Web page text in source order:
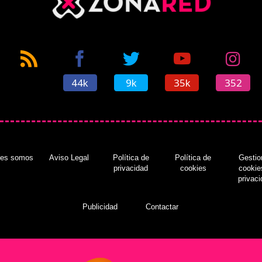
44k 9k 35k 352
somos Aviso Legal
Política de
privacidad
Política de
cookies
Publicidad Contactar